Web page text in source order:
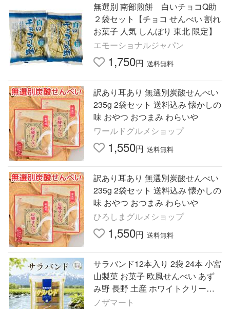
無選別 南部煎餅 白いチョコQ助
２袋セット【チョコ せんべい 割れ
お菓子 人気 しんぼり 東北 限定】
エモーショナルジャパン
1,750円 送料無料
訳あり耳あり 無選別炭酸せんべい
235g 2袋セット 送料込み 懐かしの
味 おやつ おつまみ わらいや
ワールドグルメショップ
1,550円 送料無料
訳あり耳あり 無選別炭酸せんべい
235g 2袋セット 送料込み 懐かしの
味 おやつ おつまみ わらいや
ひろしまグルメショップ
1,550円 送料無料
サラバンド12本入り 2袋 24本 小宮
山製菓 お菓子 欧風せんべい あず
み野 長野 土産 ホワイトクリーム
サンド 信州 おやつ
ノザマート